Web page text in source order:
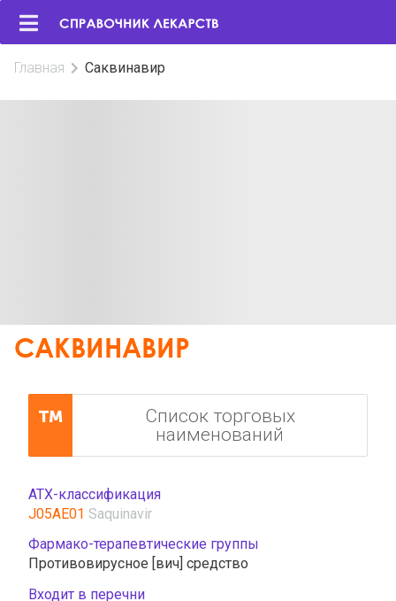
Главная Саквинавир
САКВИНАВИР
Список торговых
наименований
АТХ-классификация
J05AE01 Saquinavir
Фармако-терапевтические группы
Противовирусное [вич] средство
Входит в перечни